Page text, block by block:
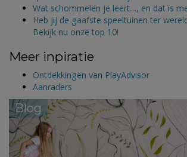
Wat schommelen je leert…, en dat is
Heb jij de gaafste speeltuinen ter
Bekijk nu onze top 10!
Meer inpiratie
Ontdekkingen van PlayAdvisor
Aanraders
Blog